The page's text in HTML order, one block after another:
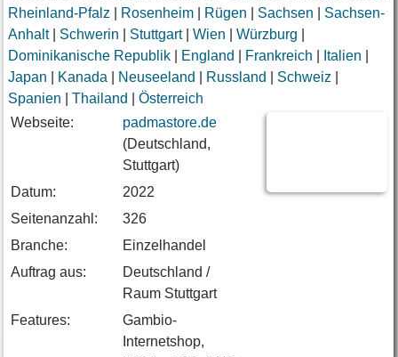
Rheinland-Pfalz
Rosenheim| Rügen Sachsen
Sachsen-
Anhalt| Schwerin Stuttgart| Wien Würzburg
Dominikanische Republik| England Frankreich Italien
Japan
Kanada Neuseeland Russland Schweiz
Spanien
Thailand
Österreich
Webseite:
padmastore.de
(Deutschland,
Stuttgart)
Datum:
2022
Seitenanzahl:
326
Branche:
Einzelhandel
Auftrag aus:
Deutschland /
Raum Stuttgart
Features:
Gambio-
Internetshop,